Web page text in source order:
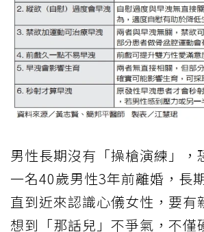
男性長期沒有「操槍演練」，
一名40歲男性3年前離婚，長
直到近來認識心儀女性，要有
想到「那話兒」不爭氣，不僅